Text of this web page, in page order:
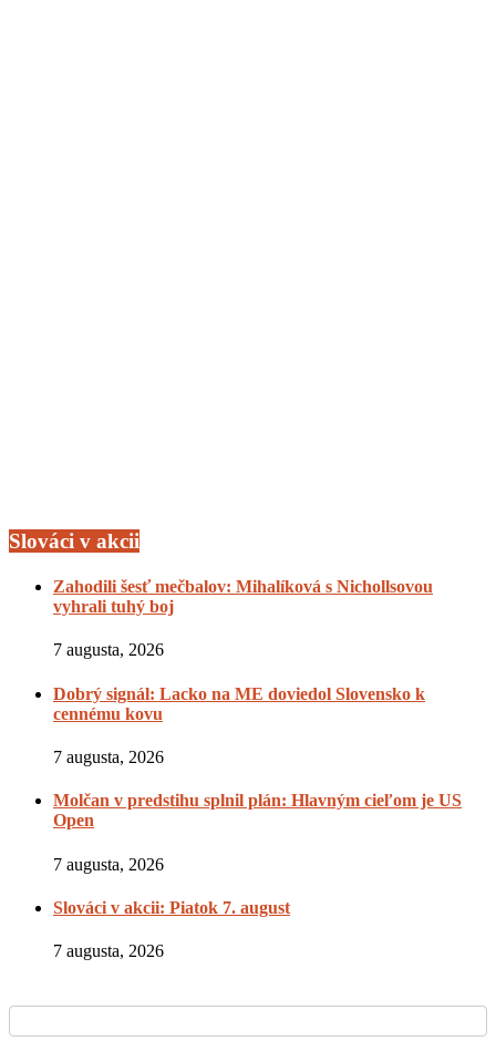
Slováci v akcii
Zahodili šesť mečbalov: Mihalíková s Nichollsovou
vyhrali tuhý boj
7 augusta, 2026
Dobrý signál: Lacko na ME doviedol Slovensko k
cennému kovu
7 augusta, 2026
Molčan v predstihu splnil plán: Hlavným cieľom je US
Open
7 augusta, 2026
Slováci v akcii: Piatok 7. august
7 augusta, 2026